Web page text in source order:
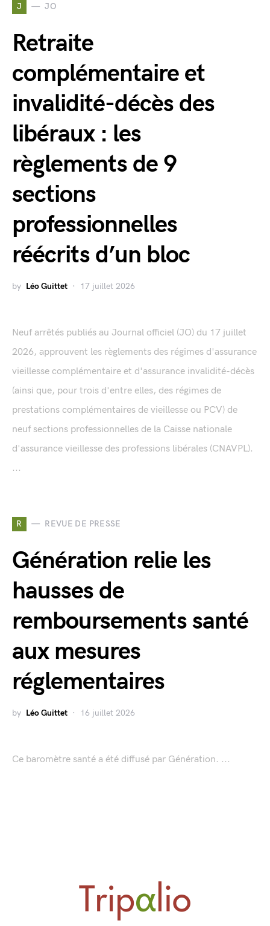
J JO
Retraite
complémentaire et
invalidité-décès des
libéraux : les
règlements de 9
sections
professionnelles
réécrits d’un bloc
by Léo Guittet 17 juillet 2026
Neuf arrêtés publiés au Journal officiel (JO) du 17 juillet
2026, approuvent les règlements des régimes d'assurance
vieillesse complémentaire et d'assurance invalidité-décès
(ainsi que, pour trois d'entre elles, des régimes de
prestations complémentaires de vieillesse ou PCV) de
neuf sections professionnelles de la Caisse nationale
d'assurance vieillesse des professions libérales (CNAVPL).
...
R REVUE DE PRESSE
Génération relie les
hausses de
remboursements santé
aux mesures
réglementaires
by Léo Guittet 16 juillet 2026
Ce baromètre santé a été diffusé par Génération. ...